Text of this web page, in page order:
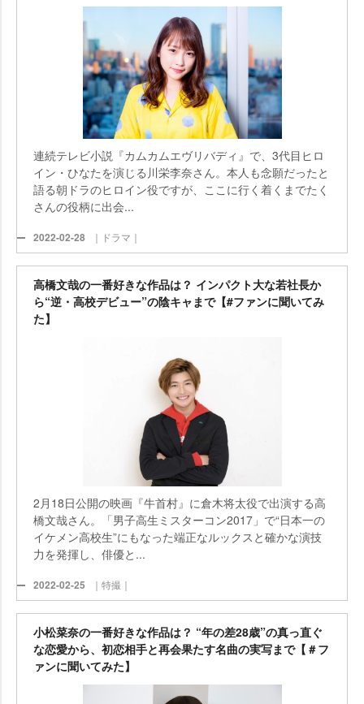
連続テレビ小説『カムカムエヴリバディ』で、3代目ヒロ
イン・ひなたを演じる川栄李奈さん。本人も念願だったと
語る朝ドラのヒロイン役ですが、ここに行く着くまでたく
さんの役柄に出会...
2022-02-28 ｜ドラマ｜
高橋文哉の一番好きな作品は？ インパクト大な若社長か
ら“逆・高校デビュー”の陰キャまで【#ファンに聞いてみ
た】
2月18日公開の映画『牛首村』に倉木将太役で出演する高
橋文哉さん。「男子高生ミスターコン2017」で“日本一の
イケメン高校生”にもなった端正なルックスと確かな演技
力を発揮し、俳優と...
2022-02-25 ｜特撮｜
小松菜奈の一番好きな作品は？ “年の差28歳”の真っ直ぐ
な恋愛から、初恋相手と再会果たす名曲の実写まで【＃フ
ァンに聞いてみた】